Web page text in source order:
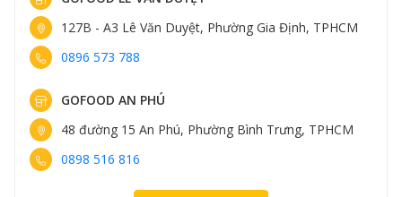
đường vân mỡ chằng chịt của bò Wagyu Nhật, lại có cả
mùi vị đặc trưng của bò Mỹ Black Angus ăn ngũ cốc.
Điểm đặc biệt làbò Wagyu Mỹ
gian nhiều hơn gấp 3 lần các công nghệ quen thuộc
của Hoa Kỳ. Chính yếu tố này đã khiến bò Wagyu Mỹ có
hương vị đậm đà và hấp dẫn.
127B - A3 Lê Văn Duyệt, Phường Gia Định, TPHCM
0896 573 788
GOFOOD AN PHÚ
48 đường 15 An Phú, Phường Bình Trưng, TPHCM
0898 516 816